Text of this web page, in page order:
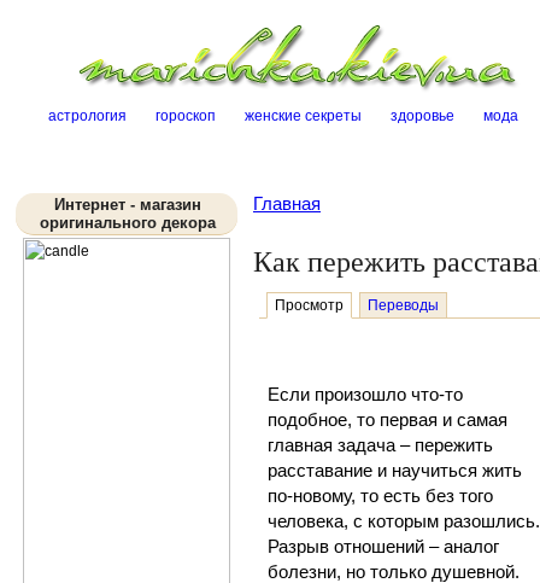
астрология гороскоп женские секреты здоровье мода
Интернет - магазин
оригинального декора
Главная
Как пережить
Просмотр Переводы
Если произошло что-то
подобное, то первая и самая
главная задача – пережить
расставание и научиться жить
по-новому, то есть без того
человека, с которым разошлись.
Разрыв отношений – аналог
болезни, но только душевной.